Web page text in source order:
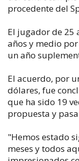
procedente del
El jugador de 25
años y medio
un año
El acuerdo, por
dólares, fue
que ha sido 19
propuesta y
"Hemos estado
meses y todos